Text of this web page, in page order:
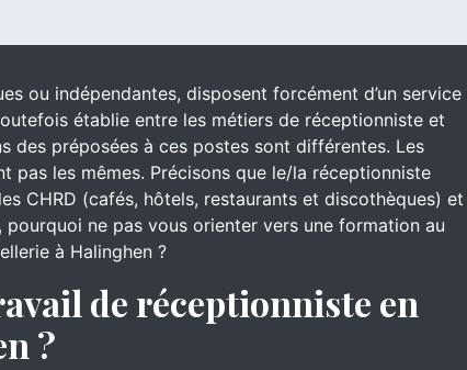
ou indépendantes, disposent forcément d’un service
établie entre les métiers de réceptionniste et
des préposées à ces postes sont différentes. Les
pas les mêmes. Précisons que le/la réceptionniste
CHRD (cafés, hôtels, restaurants et discothèques) et
ne pas vous orienter vers une formation au
à Halinghen ?
de réceptionniste en
?